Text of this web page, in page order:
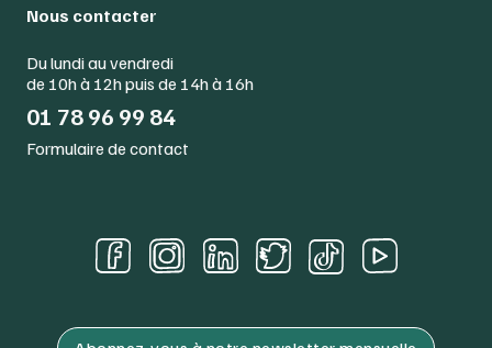
Nous contacter
Du lundi au vendredi
de 10h à 12h puis de 14h à 16h
01 78 96 99 84
Formulaire de contact